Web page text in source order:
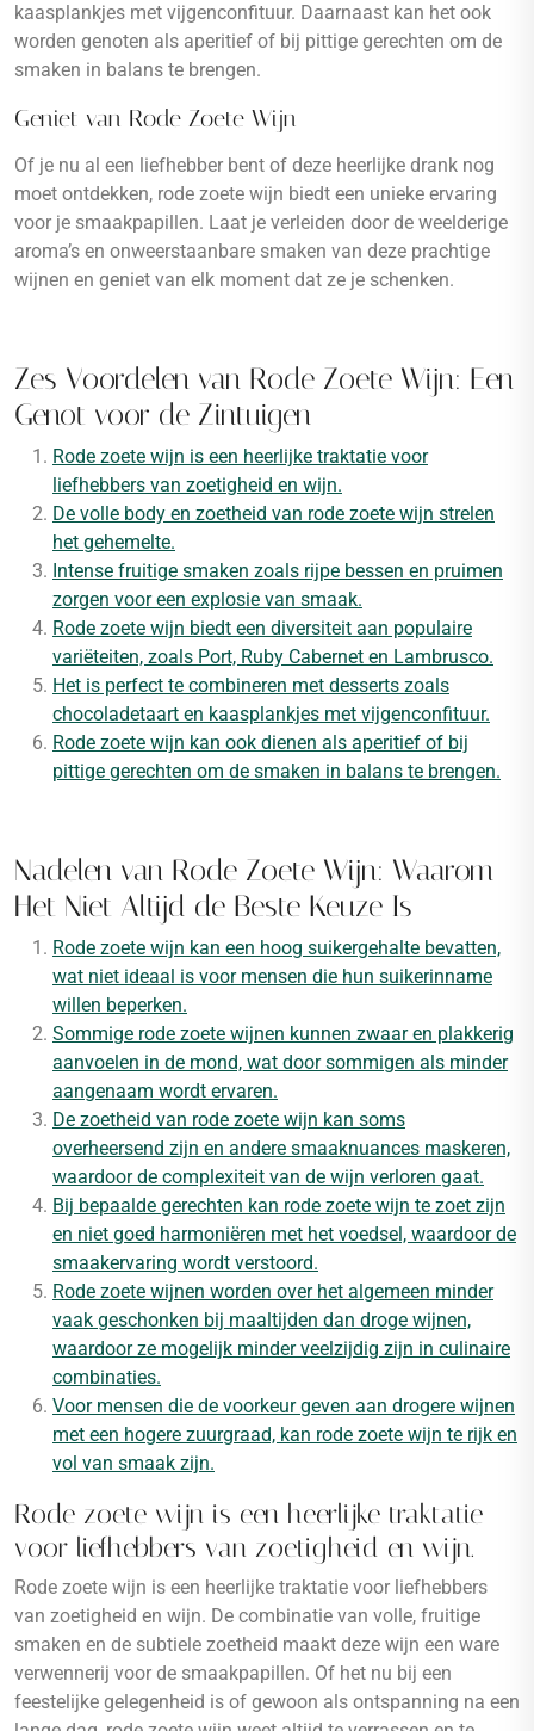
kaasplankjes met vijgenconfituur. Daarnaast kan het ook
worden genoten als aperitief of bij pittige gerechten om de
smaken in balans te brengen.
Geniet van Rode Zoete Wijn
Of je nu al een liefhebber bent of deze heerlijke drank nog
moet ontdekken, rode zoete wijn biedt een unieke ervaring
voor je smaakpapillen. Laat je verleiden door de weelderige
aroma’s en onweerstaanbare smaken van deze prachtige
wijnen en geniet van elk moment dat ze je schenken.
Zes Voordelen van Rode Zoete Wijn: Een
Genot voor de Zintuigen
Rode zoete wijn is een heerlijke traktatie voor
liefhebbers van zoetigheid en wijn.
De volle body en zoetheid van rode zoete wijn strelen
het gehemelte.
Intense fruitige smaken zoals rijpe bessen en pruimen
zorgen voor een explosie van smaak.
Rode zoete wijn biedt een diversiteit aan populaire
variëteiten, zoals Port, Ruby Cabernet en Lambrusco.
Het is perfect te combineren met desserts zoals
chocoladetaart en kaasplankjes met vijgenconfituur.
Rode zoete wijn kan ook dienen als aperitief of bij
pittige gerechten om de smaken in balans te brengen.
Nadelen van Rode Zoete Wijn: Waarom
Het Niet Altijd de Beste Keuze Is
Rode zoete wijn kan een hoog suikergehalte bevatten,
wat niet ideaal is voor mensen die hun suikerinname
willen beperken.
Sommige rode zoete wijnen kunnen zwaar en plakkerig
aanvoelen in de mond, wat door sommigen als minder
aangenaam wordt ervaren.
De zoetheid van rode zoete wijn kan soms
overheersend zijn en andere smaaknuances maskeren,
waardoor de complexiteit van de wijn verloren gaat.
Bij bepaalde gerechten kan rode zoete wijn te zoet zijn
en niet goed harmoniëren met het voedsel, waardoor de
smaakervaring wordt verstoord.
Rode zoete wijnen worden over het algemeen minder
vaak geschonken bij maaltijden dan droge wijnen,
waardoor ze mogelijk minder veelzijdig zijn in culinaire
combinaties.
Voor mensen die de voorkeur geven aan drogere wijnen
met een hogere zuurgraad, kan rode zoete wijn te rijk en
vol van smaak zijn.
Rode zoete wijn is een heerlijke traktatie
voor liefhebbers van zoetigheid en wijn.
Rode zoete wijn is een heerlijke traktatie voor liefhebbers
van zoetigheid en wijn. De combinatie van volle, fruitige
smaken en de subtiele zoetheid maakt deze wijn een ware
verwennerij voor de smaakpapillen. Of het nu bij een
feestelijke gelegenheid is of gewoon als ontspanning na een